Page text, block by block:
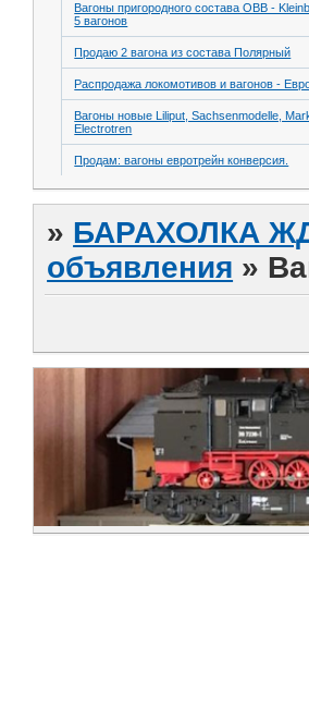
Вагоны пригородного состава OBB -
5 вагонов
Продаю 2 вагона из состава Полярный
Распродажа локомотивов и вагонов -
Вагоны новые Liliput, Sachsenmodelle,
Electrotren
Продам: вагоны евротрейн конверсия.
» БАРАХОЛКА
объявления »